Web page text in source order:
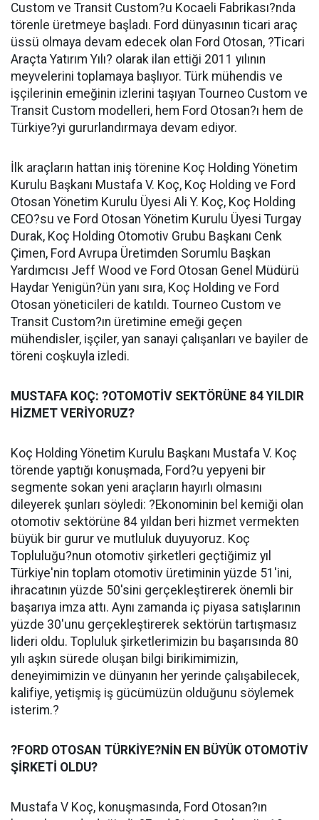
Custom ve Transit Custom?u Kocaeli Fabrikası?nda
törenle üretmeye başladı. Ford dünyasının ticari araç
üssü olmaya devam edecek olan Ford Otosan, ?Ticari
Araçta Yatırım Yılı? olarak ilan ettiği 2011 yılının
meyvelerini toplamaya başlıyor. Türk mühendis ve
işçilerinin emeğinin izlerini taşıyan Tourneo Custom ve
Transit Custom modelleri, hem Ford Otosan?ı hem de
Türkiye?yi gururlandırmaya devam ediyor.
İlk araçların hattan iniş törenine Koç Holding Yönetim
Kurulu Başkanı Mustafa V. Koç, Koç Holding ve Ford
Otosan Yönetim Kurulu Üyesi Ali Y. Koç, Koç Holding
CEO?su ve Ford Otosan Yönetim Kurulu Üyesi Turgay
Durak, Koç Holding Otomotiv Grubu Başkanı Cenk
Çimen, Ford Avrupa Üretimden Sorumlu Başkan
Yardımcısı Jeff Wood ve Ford Otosan Genel Müdürü
Haydar Yenigün?ün yanı sıra, Koç Holding ve Ford
Otosan yöneticileri de katıldı. Tourneo Custom ve
Transit Custom?ın üretimine emeği geçen
mühendisler, işçiler, yan sanayi çalışanları ve bayiler de
töreni coşkuyla izledi.
MUSTAFA KOÇ: ?OTOMOTİV SEKTÖRÜNE 84 YILDIR
HİZMET VERİYORUZ?
Koç Holding Yönetim Kurulu Başkanı Mustafa V. Koç
törende yaptığı konuşmada, Ford?u yepyeni bir
segmente sokan yeni araçların hayırlı olmasını
dileyerek şunları söyledi: ?Ekonominin bel kemiği olan
otomotiv sektörüne 84 yıldan beri hizmet vermekten
büyük bir gurur ve mutluluk duyuyoruz. Koç
Topluluğu?nun otomotiv şirketleri geçtiğimiz yıl
Türkiye'nin toplam otomotiv üretiminin yüzde 51'ini,
ihracatının yüzde 50'sini gerçekleştirerek önemli bir
başarıya imza attı. Aynı zamanda iç piyasa satışlarının
yüzde 30'unu gerçekleştirerek sektörün tartışmasız
lideri oldu. Topluluk şirketlerimizin bu başarısında 80
yılı aşkın sürede oluşan bilgi birikimimizin,
deneyimimizin ve dünyanın her yerinde çalışabilecek,
kalifiye, yetişmiş iş gücümüzün olduğunu söylemek
isterim.?
?FORD OTOSAN TÜRKİYE?NİN EN BÜYÜK OTOMOTİV
ŞİRKETİ OLDU?
Mustafa V Koç, konuşmasında, Ford Otosan?ın